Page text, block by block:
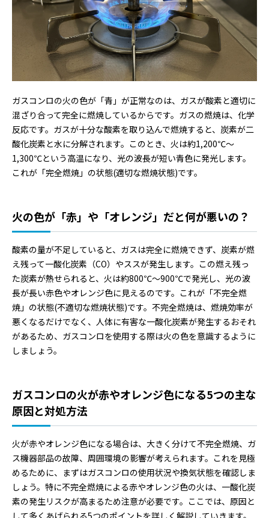
ガスコンロの火の色が「青」が正常なのは、ガスが酸素と適切に
混ざり合って完全に燃焼しているからです。ガスの燃焼は、化学
反応です。ガスが十分な酸素を取り込んで燃焼すると、炭素が二
酸化炭素と水に分解されます。このとき、火は約1,200℃～
1,300℃という高温になり、光の波長が短い青色に発光します。
これが「完全燃焼」の状態(適切な燃焼状態)です。
火の色が「赤」や「オレンジ」だと何が悪いの？
酸素の量が不足していると、ガスは完全に燃焼できず、炭素が燃
え残って一酸化炭素（CO）やススが発生します。この燃え残っ
た炭素が熱せられると、火は約800℃～900℃で発光し、光の波
長が長い赤色やオレンジ色に見えるのです。これが「不完全燃
焼」の状態(不適切な燃焼状態)です。不完全燃焼は、燃焼効率が
悪くなるだけでなく、人体に有害な一酸化炭素が発生するおそれ
があるため、ガスコンロを使用する際は火の色を意識するように
しましょう。
ガスコンロの火が赤やオレンジ色になる5つの主な
原因と対処方法
火が赤やオレンジ色になる場合は、大きく分けて不完全燃焼、ガ
ス機器部品の故障、周囲環境の影響が考えられます。これを見極
めるために、まずはガスコンロの使用状況や換気状態を確認しま
しょう。特に不完全燃焼による赤やオレンジ色の火は、一酸化炭
素の発生リスクが高まるため注意が必要です。ここでは、原因と
して多くあげられる5つのポイントを詳しく解説していきます。